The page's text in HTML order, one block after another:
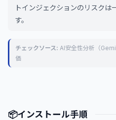
トインジェクションのリスクは
す。
チェックソース: AI安全性分析（
価
📦インストール手順